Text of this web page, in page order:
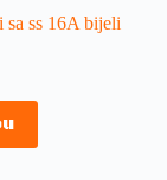
sa ss 16A bijeli